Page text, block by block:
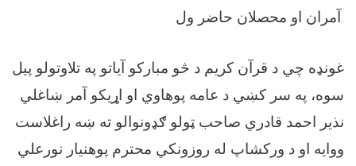
آمران او محصلان حاضر ول.
غونډه چي د قرآن کریم د څو مبارکو آیاتو په تلاوتولو پیل
سوه، په سر کښي د عامه پوهاوي او اړیکو آمر ښاغلي
نذیر احمد قادري صاحب ټولو ګډونوالو ته ښه راغلاست
ووایه او د ورکشاپ له روزونکي محترم پوهنیار نورعلي